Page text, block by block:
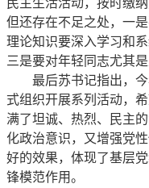
但还存在不足之处，一
理论知识要深入学习和
三是要对年轻同志尤其
最后苏书记指出，今
式组织开展系列活动，
满了坦诚、热烈、民主
化政治意识，又增强党
好的效果，体现了基层
锋模范作用。